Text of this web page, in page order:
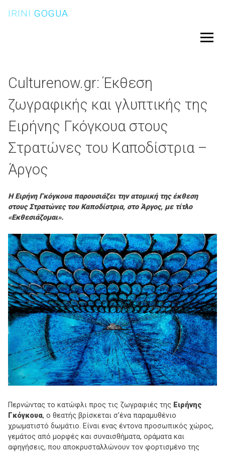
to
IRINI GOGUA
Culturenow.gr: Έκθεση
ζωγραφικής και γλυπτικής της
Ειρήνης Γκόγκουα στους
Στρατώνες του Καποδίστρια –
Άργος
Η Ειρήνη Γκόγκουα παρουσιάζει την ατομική της έκθεση
στους Στρατώνες του Καποδίστρια, στο Άργος, με τίτλο
«Εκθεσιάζομαι».
Περνώντας το κατώφλι προς τις ζωγραφιές της Ειρήνης
Γκόγκουα, ο θεατής βρίσκεται σ’ένα παραμυθένιο
χρωματιστό δωμάτιο. Είναι ενας έντονα προσωπικός χώρος,
γεμάτος από μορφές και συναισθήματα, οράματα και
αφηγήσεις, που αποκρυσταλλώνουν τον φορτισμένο της